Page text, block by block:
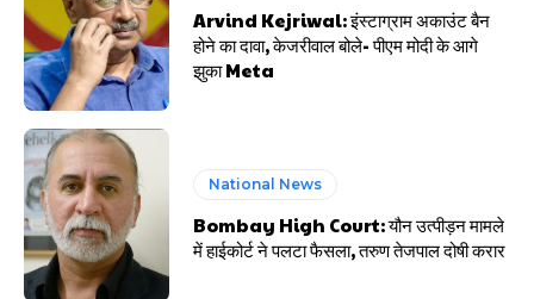
Arvind Kejriwal: इंस्टाग्राम अकाउंट बैन
होने का दावा, केजरीवाल बोले- पीएम मोदी के आगे
झुका Meta
National News
Bombay High Court: यौन उत्पीड़न मामले
में हाईकोर्ट ने पलटा फैसला, तरुण तेजपाल दोषी करार